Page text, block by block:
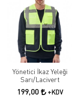
Yönetici İkaz Yeleği
Sarı/Lacivert
199,00 +KDV